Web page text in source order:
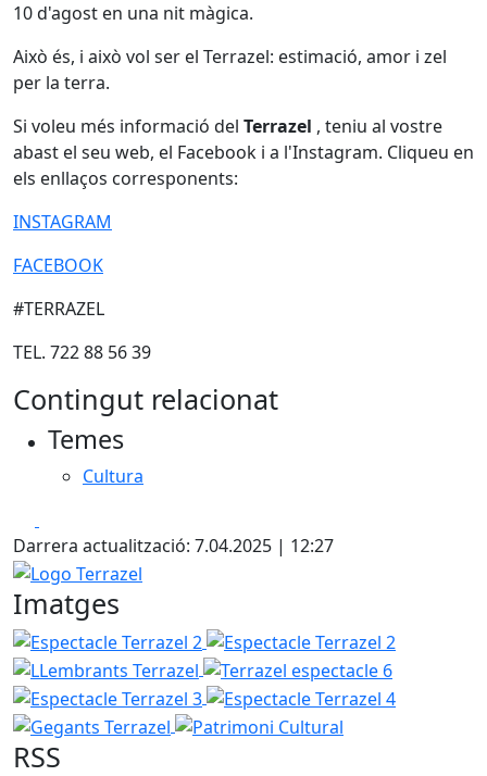
10 d'agost en una nit màgica.
Això és, i això vol ser el Terrazel: estimació, amor i zel
per la terra.
Si voleu més informació del Terrazel , teniu al vostre
abast el seu web, el Facebook i a l'Instagram. Cliqueu en
els enllaços corresponents:
INSTAGRAM
FACEBOOK
#TERRAZEL
TEL. 722 88 56 39
Contingut relacionat
Temes
Cultura
Darrera actualització: 7.04.2025 | 12:27
Logo Terrazel
Imatges
Espectacle Terrazel 2 Espectacle Terrazel 2
Terrazel espectacle 6
Espectacle
Espectacle Terrazel 4
Gegants
Patrimoni Cultural
RSS